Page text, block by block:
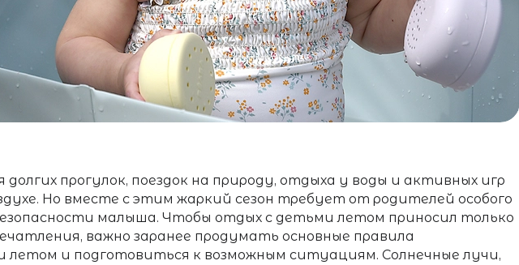
прогулок, поездок на природу, отдыха у воды и активных игр
Но вместе с этим жаркий сезон требует от родителей особого
малыша. Чтобы отдых с детьми летом приносил только
важно заранее продумать основные правила
летом и подготовиться к возможным ситуациям. Солнечные лучи,